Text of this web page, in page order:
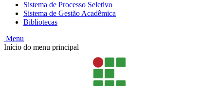
Sistema de Processo Seletivo
Sistema de Gestão Acadêmica
Bibliotecas
Menu
Início do menu principal